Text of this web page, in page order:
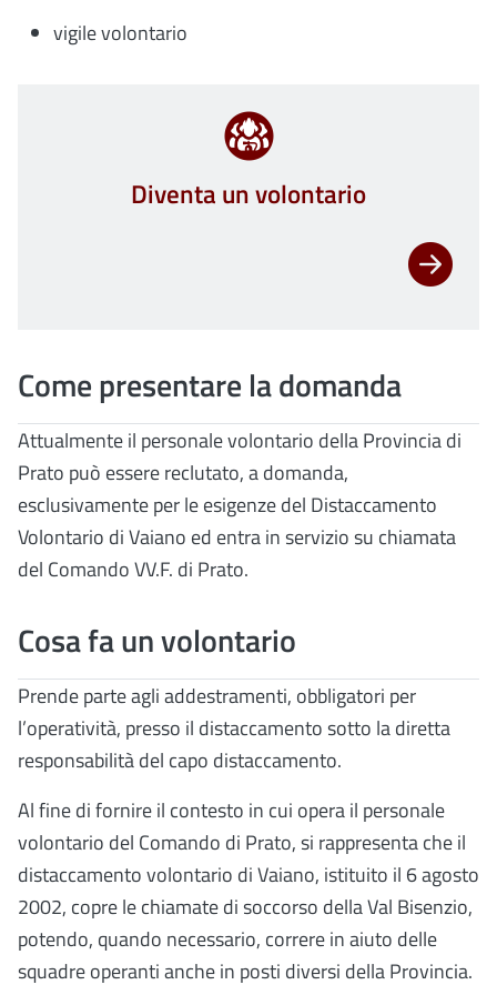
vigile volontario
Diventa un volontario
Come presentare la domanda
Attualmente il personale volontario della Provincia di
Prato può essere reclutato, a domanda,
esclusivamente per le esigenze del Distaccamento
Volontario di Vaiano ed entra in servizio su chiamata
del Comando VV.F. di Prato.
Cosa fa un volontario
Prende parte agli addestramenti, obbligatori per
l’operatività, presso il distaccamento sotto la diretta
responsabilità del capo distaccamento.
Al fine di fornire il contesto in cui opera il personale
volontario del Comando di Prato, si rappresenta che il
distaccamento volontario di Vaiano, istituito il 6 agosto
2002, copre le chiamate di soccorso della Val Bisenzio,
potendo, quando necessario, correre in aiuto delle
squadre operanti anche in posti diversi della Provincia.